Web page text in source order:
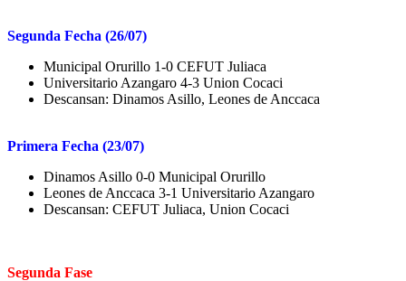
Segunda Fecha (26/07)
Municipal Orurillo 1-0 CEFUT Juliaca
Universitario Azangaro 4-3 Union Cocaci
Descansan: Dinamos Asillo, Leones de Anccaca
Primera Fecha (23/07)
Dinamos Asillo 0-0 Municipal Orurillo
Leones de Anccaca 3-1 Universitario Azangaro
Descansan: CEFUT Juliaca, Union Cocaci
Segunda Fase